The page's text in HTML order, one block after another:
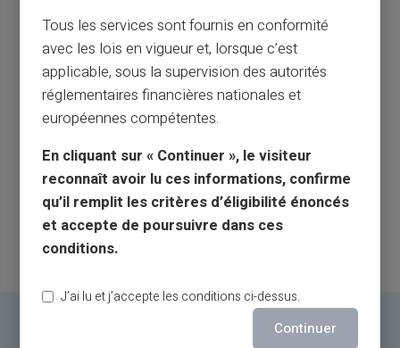
Tous les services sont fournis en conformité
avec les lois en vigueur et, lorsque c’est
applicable, sous la supervision des autorités
réglementaires financières nationales et
européennes compétentes.
En cliquant sur « Continuer », le visiteur
reconnaît avoir lu ces informations, confirme
qu’il remplit les critères d’éligibilité énoncés
et accepte de poursuivre dans ces
conditions.
J’ai lu et j’accepte les conditions ci-dessus.
Continuer